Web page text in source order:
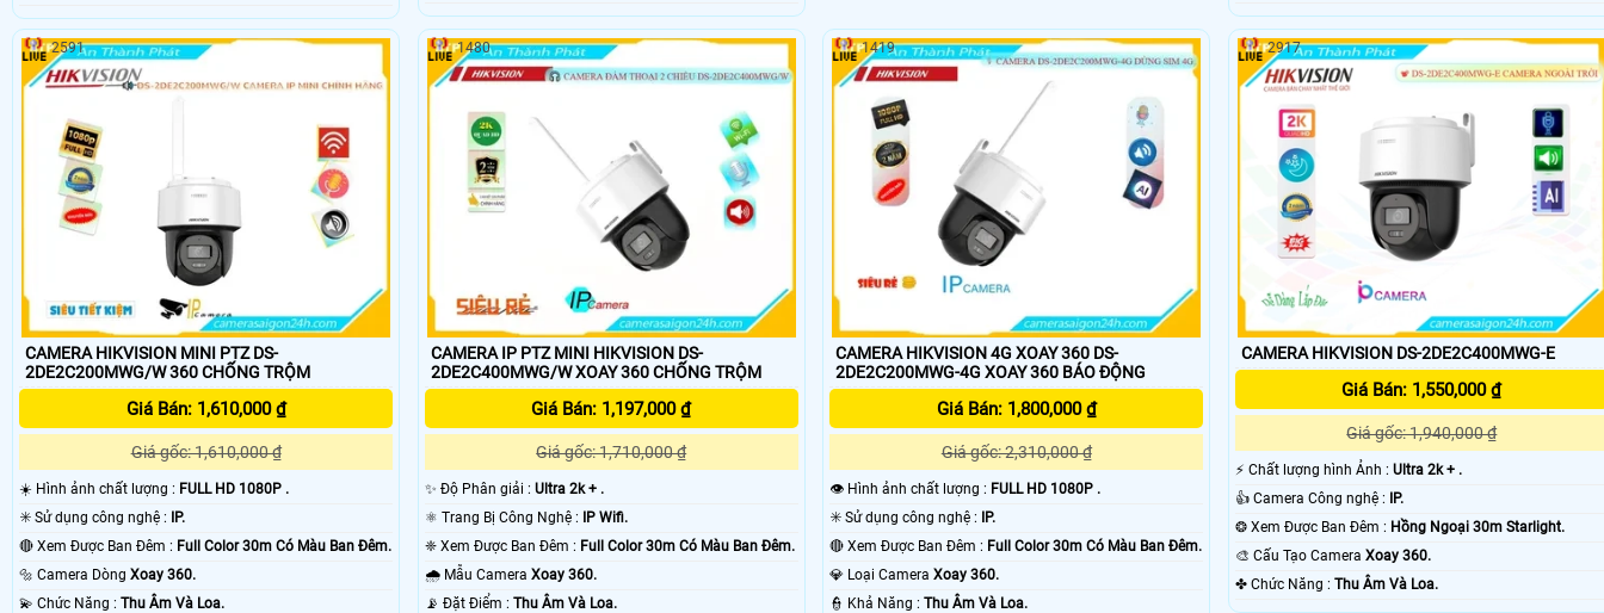
CAMERA HIKVISION MINI PTZ DS-
2DE2C200MWG/W 360 CHỐNG TRỘM
Giá Bán: 1,610,000 ₫
Giá gốc: 1,610,000 ₫
☀️ Hình ảnh chất lượng : FULL HD 1080P .
✳️ Sử dụng công nghệ : IP.
🔴 Xem Được Ban Đêm : Full Color 30m Có Màu Ban Ðêm.
🔩 Camera Dòng Xoay 360.
️💫 Chức Năng : Thu Âm Và Loa.
2591
CAMERA IP PTZ MINI HIKVISION DS-
2DE2C400MWG/W XOAY 360 CHỐNG TRỘM
Giá Bán: 1,197,000 ₫
Giá gốc: 1,710,000 ₫
✨ Độ Phân giải : Ultra 2k + .
⚛️ Trang Bị Công Nghệ : IP Wifi.
❈ Xem Được Ban Đêm : Full Color 30m Có Màu Ban Ðêm.
🌧️ Mẫu Camera Xoay 360.
️📡 Đặt Điểm : Thu Âm Và Loa.
1480
CAMERA HIKVISION 4G XOAY 360 DS-
2DE2C200MWG-4G XOAY 360 BÁO ĐỘNG
Giá Bán: 1,800,000 ₫
Giá gốc: 2,310,000 ₫
👁 Hình ảnh chất lượng : FULL HD 1080P .
✳️ Sử dụng công nghệ : IP.
🔴 Xem Được Ban Đêm : Full Color 30m Có Màu Ban Ðêm.
💎 Loại CameraXoay 360.
️👮 Khả Năng :Thu Âm Và Loa.
1419
CAMERA HIKVISION DS-2DE2C400MWG-E
Giá Bán: 1,550,000 ₫
Giá gốc: 1,940,000 ₫
️⚡ Chất lượng hình Ảnh : Ultra 2k + .
👍 Camera Công nghệ : IP.
❂ Xem Được Ban Đêm : Hồng Ngoại 30m Starlight.
🎨 Cấu Tạo Camera Xoay 360.
️✤ Chức Năng : Thu Âm Và Loa.
2917